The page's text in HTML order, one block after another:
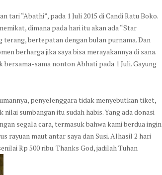
tari “Abathi”, pada 1 Juli 2015 di Candi Ratu Boko.
dimana pada hari itu akan ada “Star
terang, bertepatan dengan bulan purnama. Dan
berharga jika saya bisa merayakannya di sana.
sama nonton Abhati pada 1 Juli. Gayung
penyelenggara tidak menyebutkan tiket,
sumbangan itu sudah habis. Yang ada donasi
segala cara, termasuk bahwa kami berdua ingin
rayuan maut antar saya dan Susi. Alhasil 2 hari
Rp 500 ribu. Thanks God, jadilah Tuhan